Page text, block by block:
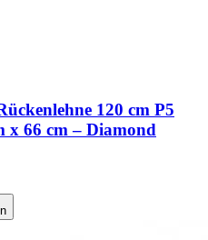
120 cm P5
x 66 cm – Diamond